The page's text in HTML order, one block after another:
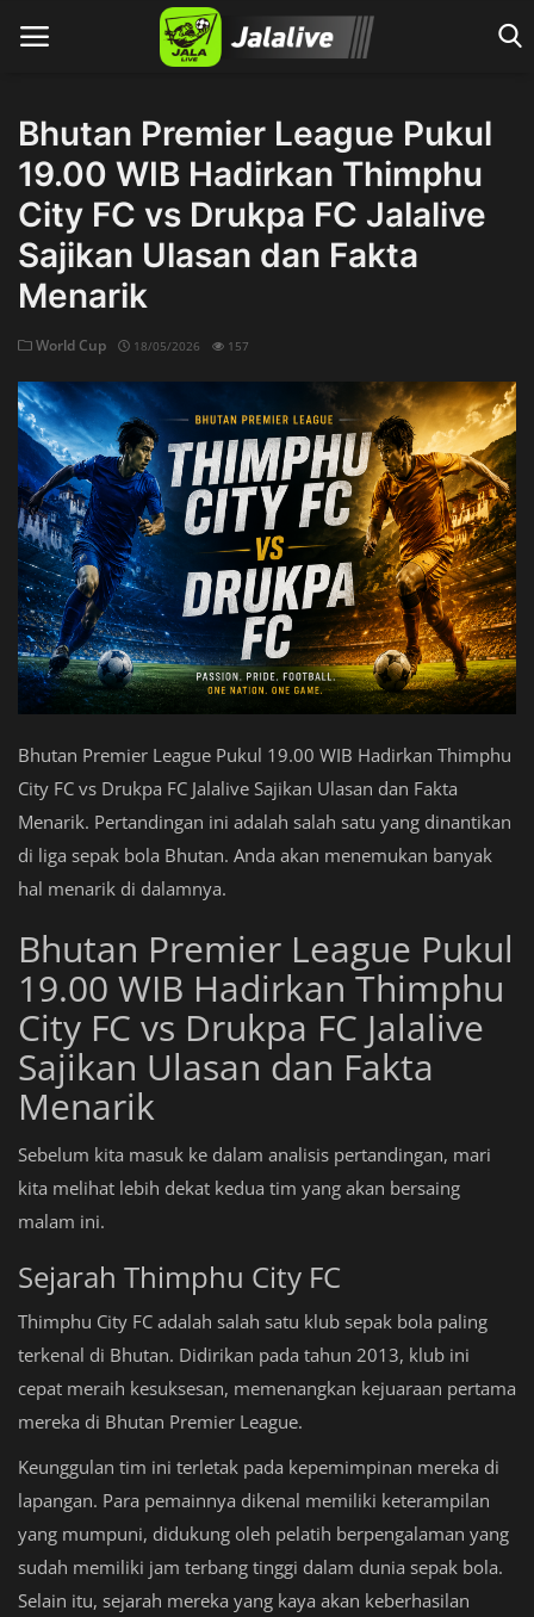
Home
Bhutan Premier League Pukul
19.00 WIB Hadirkan Thimphu
City FC vs Drukpa FC Jalalive
Sajikan Ulasan dan Fakta
Menarik
World Cup 18/05/2026 157
Bhutan Premier League Pukul 19.00 WIB Hadirkan Thimphu
City FC vs Drukpa FC Jalalive Sajikan Ulasan dan Fakta
Menarik. Pertandingan ini adalah salah satu yang dinantikan
di liga sepak bola Bhutan. Anda akan menemukan banyak
hal menarik di dalamnya.
Bhutan Premier League Pukul
19.00 WIB Hadirkan Thimphu
City FC vs Drukpa FC Jalalive
Sajikan Ulasan dan Fakta
Menarik
Sebelum kita masuk ke dalam analisis pertandingan, mari
kita melihat lebih dekat kedua tim yang akan bersaing
malam ini.
Sejarah Thimphu City FC
Thimphu City FC adalah salah satu klub sepak bola paling
terkenal di Bhutan. Didirikan pada tahun 2013, klub ini
cepat meraih kesuksesan, memenangkan kejuaraan pertama
mereka di Bhutan Premier League.
Keunggulan tim ini terletak pada kepemimpinan mereka di
lapangan. Para pemainnya dikenal memiliki keterampilan
yang mumpuni, didukung oleh pelatih berpengalaman yang
sudah memiliki jam terbang tinggi dalam dunia sepak bola.
Selain itu, sejarah mereka yang kaya akan keberhasilan